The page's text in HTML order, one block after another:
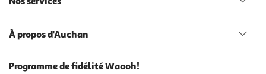
À propos d'Auchan
Programme de fidélité Waaoh!